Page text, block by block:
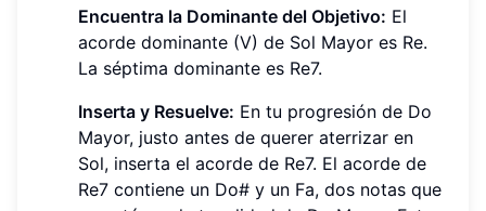
Encuentra la Dominante del Objetivo: El
acorde dominante (V) de Sol Mayor es Re.
La séptima dominante es Re7.
Inserta y Resuelve: En tu progresión de Do
Mayor, justo antes de querer aterrizar en
Sol, inserta el acorde de Re7. El acorde de
Re7 contiene un Do# y un Fa, dos notas que